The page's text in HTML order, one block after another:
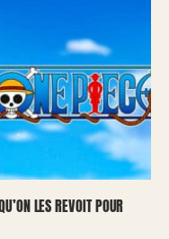
LES REVOIT POUR